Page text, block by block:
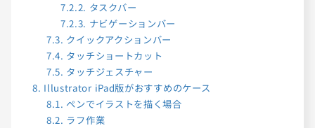
7.2.2. タスクバー
7.2.3. ナビゲーションバー
7.3. クイックアクションバー
7.4. タッチショートカット
7.5. タッチジェスチャー
8. Illustrator iPad版がおすすめのケース
8.1. ペンでイラストを描く場合
8.2. ラフ作業